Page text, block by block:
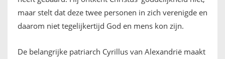
maar stelt dat deze twee personen in zich verenigde en
daarom niet tegelijkertijd God en mens kon zijn.
De belangrijke patriarch Cyrillus van Alexandrië maakt